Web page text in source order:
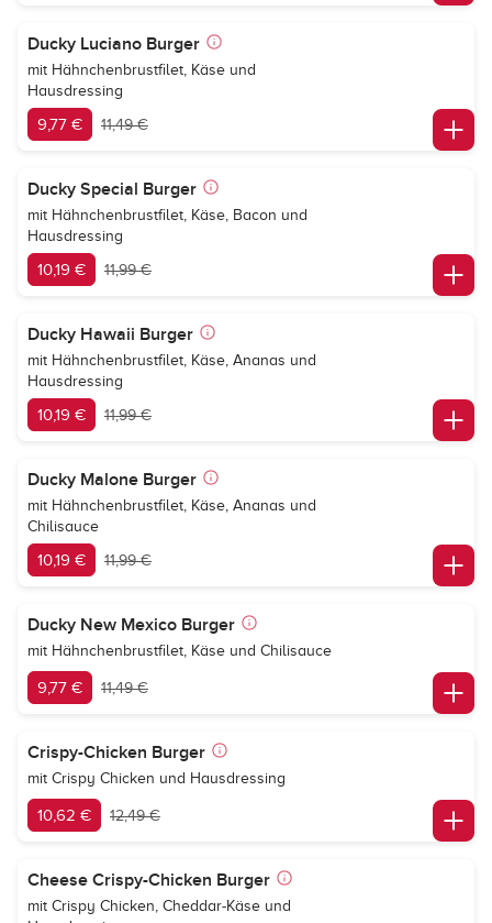
Ducky Luciano Burger
mit Hähnchenbrustfilet, Käse und
Hausdressing
9,77 € 11,49 €
Ducky Special Burger
mit Hähnchenbrustfilet, Käse, Bacon und
Hausdressing
10,19 € 11,99 €
Ducky Hawaii Burger
mit Hähnchenbrustfilet, Käse, Ananas und
Hausdressing
10,19 € 11,99 €
Ducky Malone Burger
mit Hähnchenbrustfilet, Käse, Ananas und
Chilisauce
10,19 € 11,99 €
Ducky New Mexico Burger
mit Hähnchenbrustfilet, Käse und Chilisauce
9,77 € 11,49 €
Crispy-Chicken Burger
mit Crispy Chicken und Hausdressing
10,62 € 12,49 €
Cheese Crispy-Chicken Burger
mit Crispy Chicken, Cheddar-Käse und